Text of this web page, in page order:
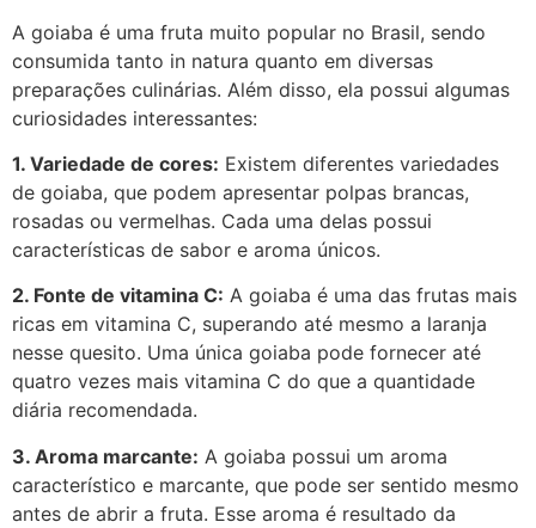
A goiaba é uma fruta muito popular no Brasil, sendo
consumida tanto in natura quanto em diversas
preparações culinárias. Além disso, ela possui algumas
curiosidades interessantes:
1. Variedade de cores: Existem diferentes variedades
de goiaba, que podem apresentar polpas brancas,
rosadas ou vermelhas. Cada uma delas possui
características de sabor e aroma únicos.
2. Fonte de vitamina C: A goiaba é uma das frutas mais
ricas em vitamina C, superando até mesmo a laranja
nesse quesito. Uma única goiaba pode fornecer até
quatro vezes mais vitamina C do que a quantidade
diária recomendada.
3. Aroma marcante: A goiaba possui um aroma
característico e marcante, que pode ser sentido mesmo
antes de abrir a fruta. Esse aroma é resultado da